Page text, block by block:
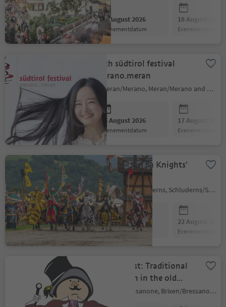
11 August 2026
evenementdatum
18 August 2026
evenementdatum
41th südtirol festival
merano.meran
Meran/Merano, Meran/Merano and environs
16 August 2026
evenementdatum
17 August 2026
evenementdatum
South Tyrolean Knights'
Festival
Sluderno/Schluderns, Schluderns/Sluderno, Vinschgau/Val Venosta
21 August 2026
evenementdatum
22 August 2026
evenementdatum
Altstadtfest: Traditional
celebration in the old
Brixen/Bressanone, Brixen/Bressanone and environs